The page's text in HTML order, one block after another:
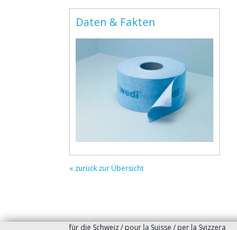
Daten & Fakten
« zurück zur Übersicht
für die Schweiz / pour la Suisse / per la Svizzera